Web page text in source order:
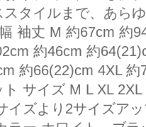
スタイルまで、あら
袖丈 M 約67cm 約
約46cm 約
約66(22)cm 4XL
ト サイズ M L XL
ズより2サイズア